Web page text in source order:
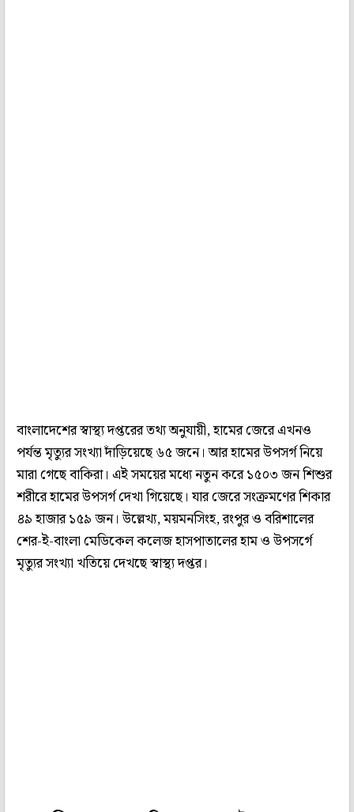
বাংলাদেশের স্বাস্থ্য দপ্তরের তথ্য অনুযায়ী, হামের জেরে এখনও
পর্যন্ত মৃত্যুর সংখ্যা দাঁড়িয়েছে ৬৫ জনে। আর হামের উপসর্গ নিয়ে
মারা গেছে বাকিরা। এই সময়ের মধ্যে নতুন করে ১৫০৩ জন শিশুর
শরীরে হামের উপসর্গ দেখা গিয়েছে। যার জেরে সংক্রমণের শিকার
৪৯ হাজার ১৫৯ জন। উল্লেখ্য, ময়মনসিংহ, রংপুর ও বরিশালের
শের-ই-বাংলা মেডিকেল কলেজ হাসপাতালের হাম ও উপসর্গে
মৃত্যুর সংখ্যা খতিয়ে দেখছে স্বাস্থ্য দপ্তর।